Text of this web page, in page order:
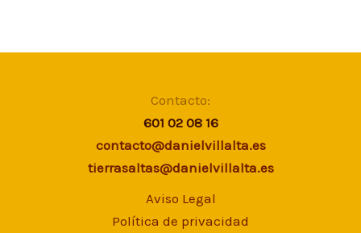
Contacto:
601 02 08 16
contacto@danielvillalta.es
tierrasaltas@danielvillalta.es
Aviso Legal
Política de privacidad